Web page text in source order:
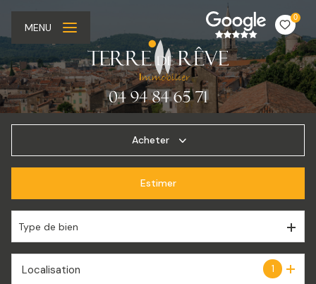
0
MENU
Acheter
De l'immo pro
Estimer
Type de bien
1
Localisation